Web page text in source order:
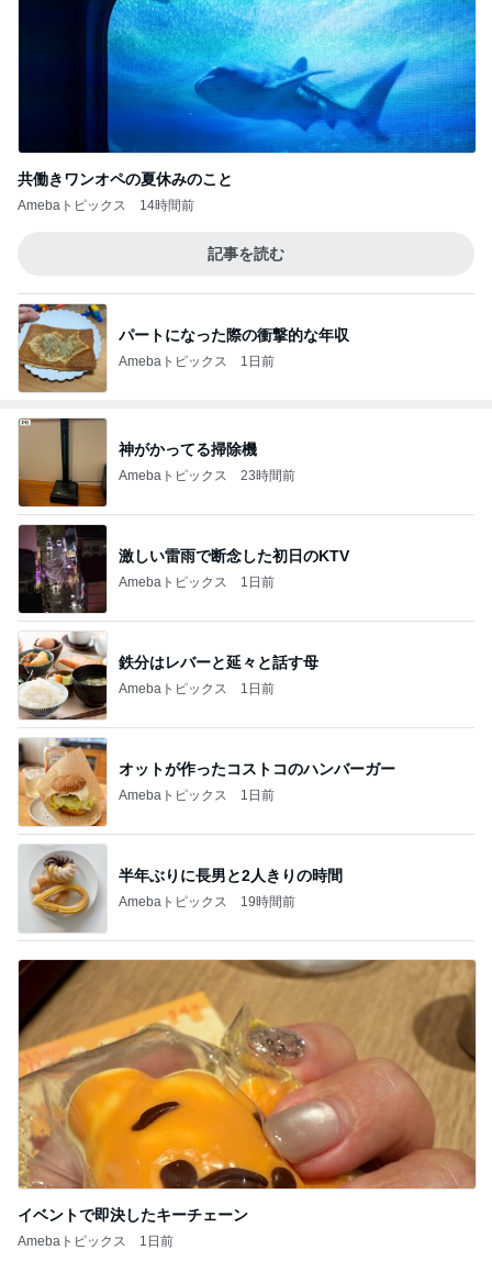
共働きワンオペの夏休みのこと
Amebaトピックス 14時間前
記事を読む
パートになった際の衝撃的な年収
Amebaトピックス 1日前
神がかってる掃除機
Amebaトピックス 23時間前
激しい雷雨で断念した初日のKTV
Amebaトピックス 1日前
鉄分はレバーと延々と話す母
Amebaトピックス 1日前
オットが作ったコストコのハンバーガー
Amebaトピックス 1日前
半年ぶりに長男と2人きりの時間
Amebaトピックス 19時間前
イベントで即決したキーチェーン
Amebaトピックス 1日前